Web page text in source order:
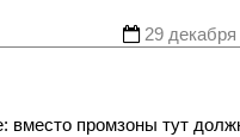
29 декабря
вместо промзоны тут